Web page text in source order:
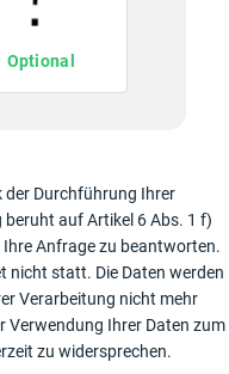
Optional
der Durchführung Ihrer
auf Artikel 6 Abs. 1 f)
Ihre Anfrage zu beantworten.
nicht statt. Die Daten werden
Verarbeitung nicht mehr
Verwendung Ihrer Daten zum
zu widersprechen.